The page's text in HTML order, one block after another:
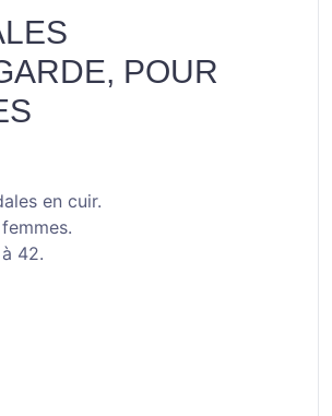
POUR
en cuir.
42.